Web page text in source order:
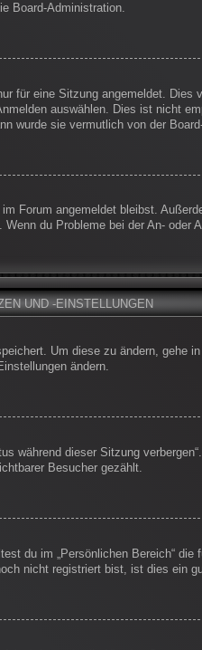
Board-Administration.
für eine Sitzung angemeldet.
auswählen. Dies ist nicht
wurde sie vermutlich von der
Forum angemeldet bleibst.
du Probleme bei der An-
UND -EINSTELLUNGEN
Um diese zu ändern, gehe
ändern.
während dieser Sitzung
Besucher gezählt.
du im „Persönlichen Bereich“
nicht registriert bist, ist dies ein